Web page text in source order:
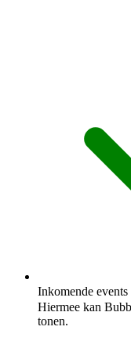
Inkomende events
Hiermee kan
tonen.